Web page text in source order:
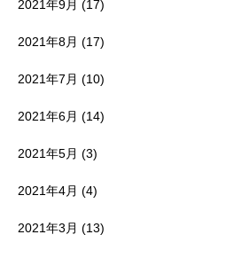
2021年9月 (17)
2021年8月 (17)
2021年7月 (10)
2021年6月 (14)
2021年5月 (3)
2021年4月 (4)
2021年3月 (13)